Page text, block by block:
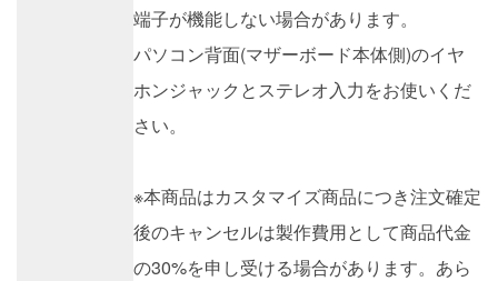
端子が機能しない場合があります。
パソコン背面(マザーボード本体側)のイヤ
ホンジャックとステレオ入力をお使いくだ
さい。
※本商品はカスタマイズ商品につき注文確定
後のキャンセルは製作費用として商品代金
の30%を申し受ける場合があります。あら